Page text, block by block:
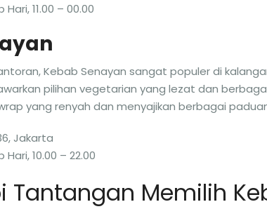
Hari, 11.00 – 00.00
Kebab Senayan sangat populer di
pilihan vegetarian yang lezat dan
yang renyah dan menyajikan berbagai
Jakarta
Hari, 10.00 – 22.00
Tantangan Memilih